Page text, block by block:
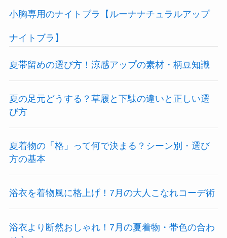
小胸専用のナイトブラ【ルーナナチュラルアップ
ナイトブラ】
夏帯留めの選び方！涼感アップの素材・柄豆知識
夏の足元どうする？草履と下駄の違いと正しい選
び方
夏着物の「格」って何で決まる？シーン別・選び
方の基本
浴衣を着物風に格上げ！7月の大人こなれコーデ術
浴衣より断然おしゃれ！7月の夏着物・帯色の合わ